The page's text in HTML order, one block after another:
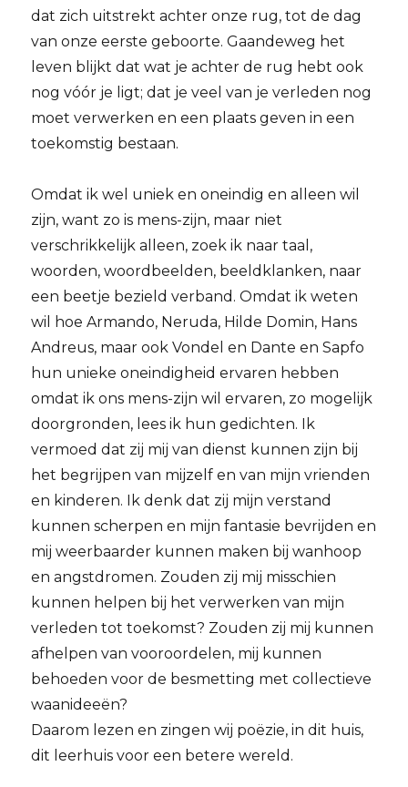
dat zich uitstrekt achter onze rug, tot de dag
van onze eerste geboorte. Gaandeweg het
leven blijkt dat wat je achter de rug hebt ook
nog vóór je ligt; dat je veel van je verleden nog
moet verwerken en een plaats geven in een
toekomstig bestaan.
Omdat ik wel uniek en oneindig en alleen wil
zijn, want zo is mens-zijn, maar niet
verschrikkelijk alleen, zoek ik naar taal,
woorden, woordbeelden, beeldklanken, naar
een beetje bezield verband. Omdat ik weten
wil hoe Armando, Neruda, Hilde Domin, Hans
Andreus, maar ook Vondel en Dante en Sapfo
hun unieke oneindigheid ervaren hebben
omdat ik ons mens-zijn wil ervaren, zo mogelijk
doorgronden, lees ik hun gedichten. Ik
vermoed dat zij mij van dienst kunnen zijn bij
het begrijpen van mijzelf en van mijn vrienden
en kinderen. Ik denk dat zij mijn verstand
kunnen scherpen en mijn fantasie bevrijden en
mij weerbaarder kunnen maken bij wanhoop
en angstdromen. Zouden zij mij misschien
kunnen helpen bij het verwerken van mijn
verleden tot toekomst? Zouden zij mij kunnen
afhelpen van vooroordelen, mij kunnen
behoeden voor de besmetting met collectieve
waanideeën?
Daarom lezen en zingen wij poëzie, in dit huis,
dit leerhuis voor een betere wereld.